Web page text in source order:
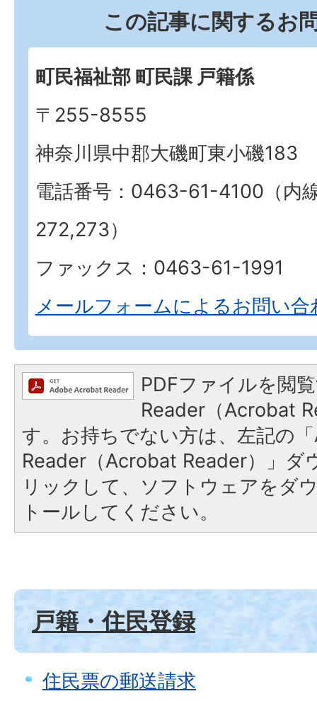
この記事に関するお
町民福祉部 町民課 戸籍係
〒255-8555
神奈川県中郡大磯町東小磯183
電話番号：0463-61-4100（内
272,273）
ファックス：0463-61-1991
メールフォームによるお問い合
PDFファイルを閲
Reader（Acrobat
す。お持ちでない方は、左記の
Reader（Acrobat Reader）」ダ
リックして、ソフトウェアをダ
トールしてください。
戸籍・住民登録
住民票の郵送請求